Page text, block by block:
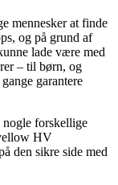
mennesker at finde
og på grund af
lade være med
– til børn, og
garantere
forskellige
HV
den sikre side med